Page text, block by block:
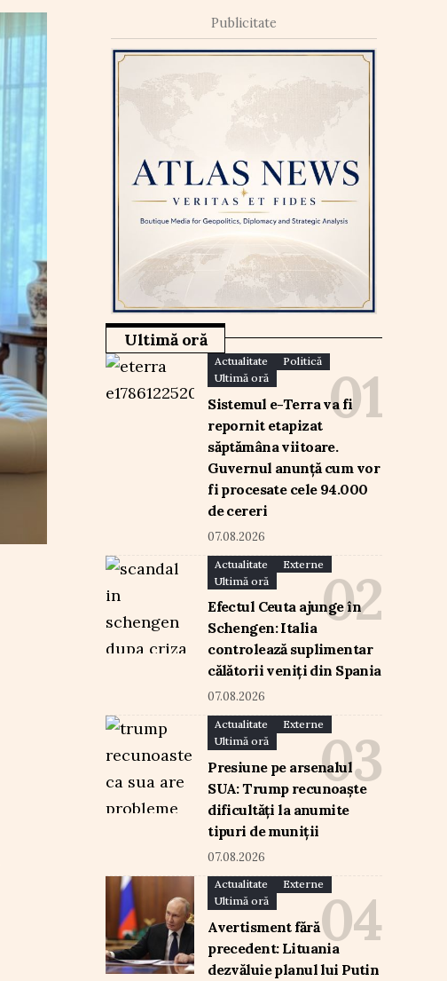
Publicitate
Ultimă oră
Actualitate
Politică
Ultimă oră
Sistemul e-Terra va fi
repornit etapizat
săptămâna viitoare.
Guvernul anunță cum vor
fi procesate cele 94.000
de cereri
07.08.2026
Actualitate
Externe
Ultimă oră
Efectul Ceuta ajunge în
Schengen: Italia
controlează suplimentar
călătorii veniți din Spania
07.08.2026
Actualitate
Externe
Ultimă oră
Presiune pe arsenalul
SUA: Trump recunoaște
dificultăți la anumite
tipuri de muniții
07.08.2026
Actualitate
Externe
Ultimă oră
Avertisment fără
precedent: Lituania
dezvăluie planul lui Putin